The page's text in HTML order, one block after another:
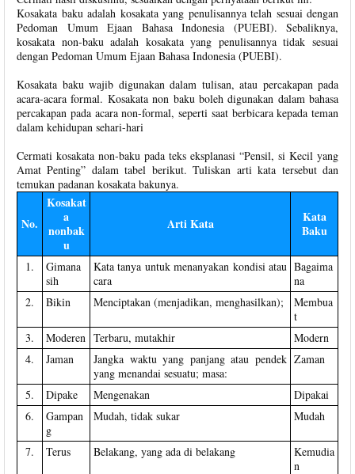
Kosakata baku adalah kosakata yang penulisannya telah sesuai dengan
Pedoman Umum Ejaan Bahasa Indonesia (PUEBI). Sebaliknya,
kosakata non-baku adalah kosakata yang penulisannya tidak sesuai
dengan Pedoman Umum Ejaan Bahasa Indonesia (PUEBI).
Kosakata baku wajib digunakan dalam tulisan, atau percakapan pada
acara-acara formal. Kosakata non baku boleh digunakan dalam bahasa
percakapan pada acara non-formal, seperti saat berbicara kepada teman
dalam kehidupan sehari-hari
Cermati kosakata non-baku pada teks eksplanasi “Pensil, si Kecil yang
Amat Penting” dalam tabel berikut. Tuliskan arti kata tersebut dan
temukan padanan kosakata bakunya.
No.
Kosakat
a
nonbak
u
Arti Kata
Kata
Baku
1.
Gimana
sih
Kata tanya untuk menanyakan kondisi atau
cara
Bagaima
na
2.
Bikin Menciptakan (menjadikan, menghasilkan);
Membua
t
3.
Moderen Terbaru, mutakhir
Modern
4.
Jaman
Jangka waktu yang panjang atau pendek
yang menandai sesuatu; masa:
Zaman
5. Dipake Mengenakan
Dipakai
6.
Gampan
g
Mudah, tidak sukar Mudah
7. Terus Belakang, yang ada di belakang
Kemudia
n